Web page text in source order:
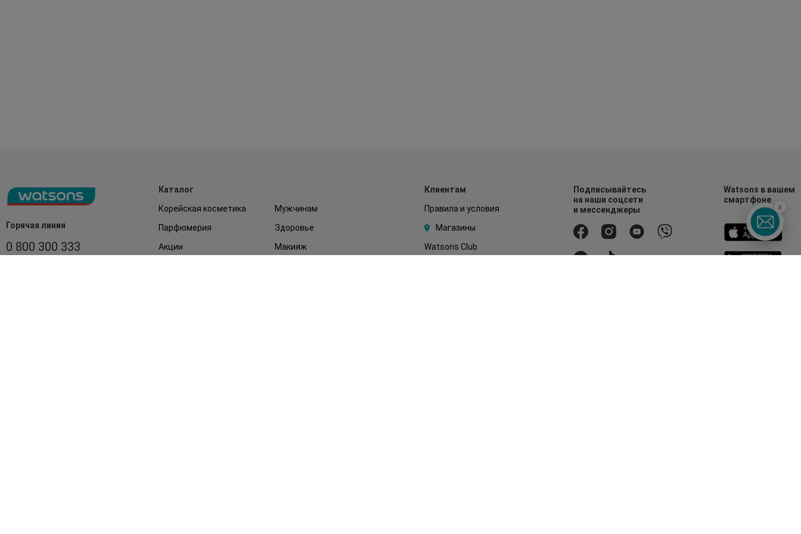
Горячая линия
0 800 300 333
Каталог
Корейская косметика
Мужчинам
Парфюмерия
Здоровье
Акции
Макияж
Клиентам
Правила и условия
Магазины
Watsons Club
Подписывайтесь
на наши соцсети
и мессенджеры
Watsons в вашем
смартфоне
x